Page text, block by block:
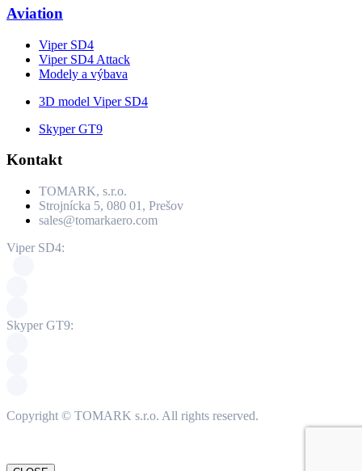
Aviation
Viper SD4
Viper SD4 Attack
Modely a výbava
3D model Viper SD4
Skyper GT9
Kontakt
TOMARK, s.r.o.
Strojnícka 5, 080 01, Prešov
sales@tomarkaero.com
Viper SD4:
Skyper GT9:
Copyright © TOMARK s.r.o. All rights reserved.